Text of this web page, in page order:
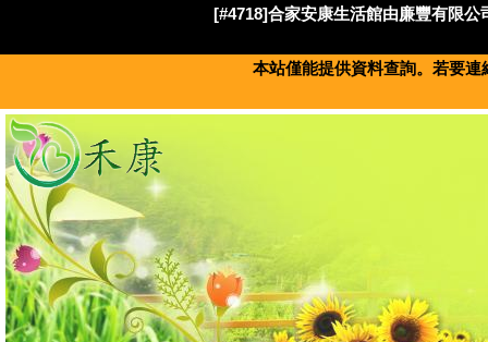
[#4718]合家安康生活館由廉豐有限公
本站僅能提供資料查詢。若要